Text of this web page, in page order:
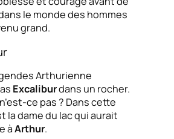
le monde des hommes
grand.
Arthurienne
Excaliburdans un rocher.
ce pas ? Dans cette
la dame du lac qui aurait
àArthur.